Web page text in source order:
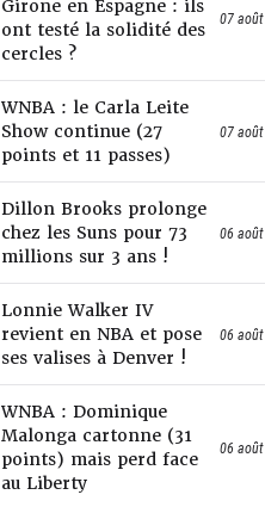
Girone en Espagne : ils
ont testé la solidité des
cercles ?
07 août
WNBA : le Carla Leite
Show continue (27
points et 11 passes)
07 août
Dillon Brooks prolonge
chez les Suns pour 73
millions sur 3 ans !
06 août
Lonnie Walker IV
revient en NBA et pose
ses valises à Denver !
06 août
WNBA : Dominique
Malonga cartonne (31
points) mais perd face
au Liberty
06 août